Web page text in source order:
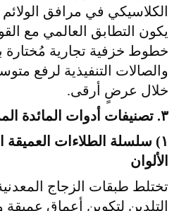
الكلاسيكي في مرافق
يكون التطابق العالمي مع
خطوط خزفية تجارية مُختارة
والصالات التنفيذية لرفع
خلال عرضٍ أرقى.
٣. تصنيفات أدوات المائدة المزجَّجة الملونة
١) سلسلة الطلاءات العميقة
الألوان
تختلط طبقات الزجاج المعدنية
التلدين لتكوين أعماقٍ